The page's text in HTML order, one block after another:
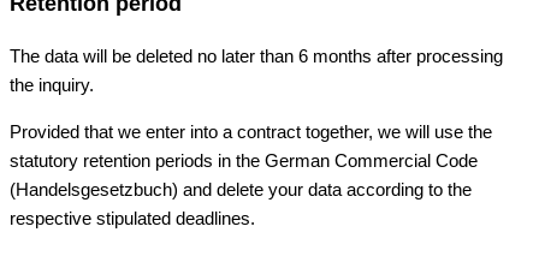
The data will be deleted no later than 6 months after processing
the inquiry.
Provided that we enter into a contract together, we will use the
statutory retention periods in the German Commercial Code
(Handelsgesetzbuch) and delete your data according to the
respective stipulated deadlines.